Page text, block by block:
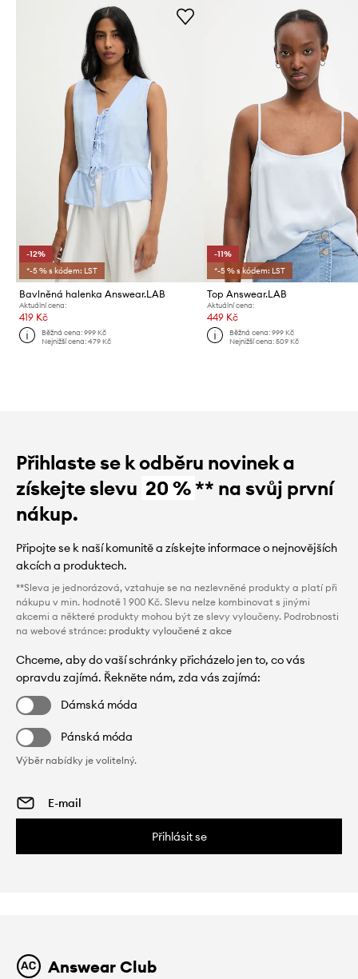
-12%
*-5 % s kódem: LST
Bavlněná halenka Answear.LAB
Aktuální cena:
419 Kč
Běžná cena:999 Kč
Nejnižší cena:479 Kč
-11%
*-5 % s kódem: LST
Top Answear.LAB
Aktuální cena:
449 Kč
Běžná cena: 999 Kč
Nejnižší cena: 509 Kč
Přihlaste se k odběru novinek a
získejte slevu 20 %** na svůj první
nákup.
Připojte se k naší komunitě a získejte informace o nejnovějších
akcích a produktech.
**Sleva je jednorázová, vztahuje se na nezlevněné produkty a platí při
nákupu v min. hodnotě 1 900 Kč. Slevu nelze kombinovat s jinými
akcemi a některé produkty mohou být ze slevy vyloučeny. Podrobnosti
na webové stránce: produkty vyloučené z akce
Chceme, aby do vaší schránky přicházelo jen to, co vás
opravdu zajímá. Řekněte nám, zda vás zajímá:
Dámská móda
Pánská móda
Výběr nabídky je volitelný.
Přihlásit se
Answear Club